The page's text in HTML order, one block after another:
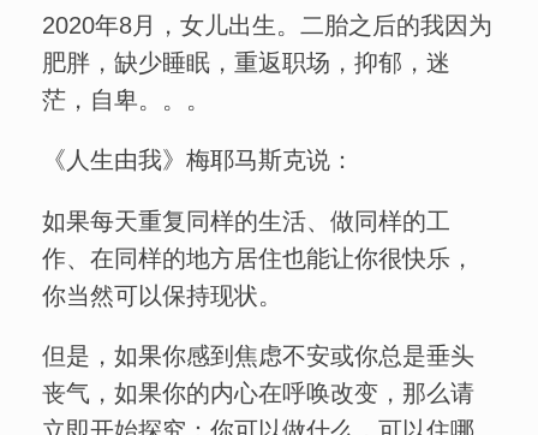
2020年8月，女儿出生。二胎之后的我因为
肥胖，缺少睡眠，重返职场，抑郁，迷
茫，自卑。。。
《人生由我》梅耶马斯克说：
如果每天重复同样的生活、做同样的工
作、在同样的地方居住也能让你很快乐，
你当然可以保持现状。
但是，如果你感到焦虑不安或你总是垂头
丧气，如果你的内心在呼唤改变，那么请